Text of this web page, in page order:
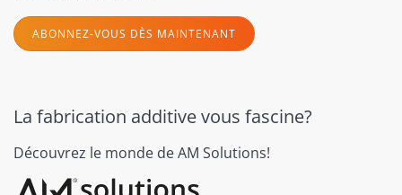
ABONNEZ-VOUS DÈS MAINTENANT
La fabrication additive vous fascine?
Découvrez le monde de AM Solutions!